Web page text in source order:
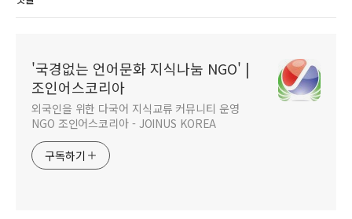
'국경없는 언어문화 지식나눔 NGO' |
조인어스코리아
외국인을 위한 다국어 지식교류 커뮤니티 운영
NGO 조인어스코리아 - JOINUS KOREA
구독하기